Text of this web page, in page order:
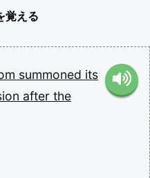
覚える
summoned its
after the